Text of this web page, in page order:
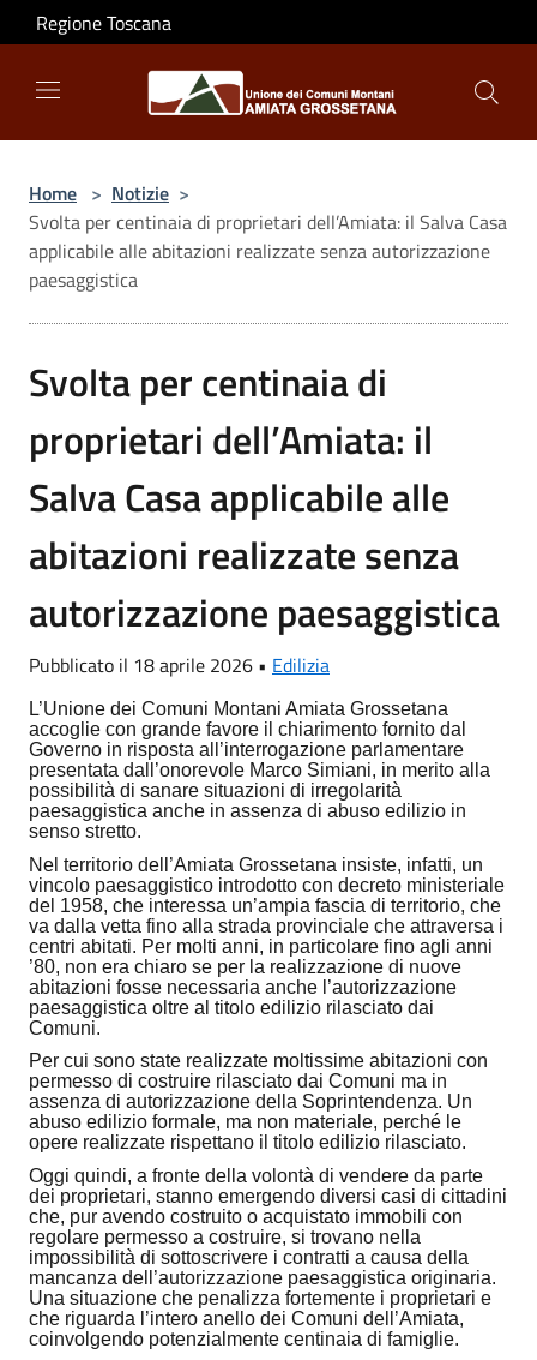
Salta al contenuto principale
Regione Toscana
Home > Notizie >
Svolta per centinaia di proprietari dell’Amiata: il Salva Casa
applicabile alle abitazioni realizzate senza autorizzazione
paesaggistica
Svolta per centinaia di
proprietari dell’Amiata: il
Salva Casa applicabile alle
abitazioni realizzate senza
autorizzazione paesaggistica
Pubblicato il 18 aprile 2026 • Edilizia
L’Unione dei Comuni Montani Amiata Grossetana
accoglie con grande favore il chiarimento fornito dal
Governo in risposta all’interrogazione parlamentare
presentata dall’onorevole Marco Simiani, in merito alla
possibilità di sanare situazioni di irregolarità
paesaggistica anche in assenza di abuso edilizio in
senso stretto.
Nel territorio dell’Amiata Grossetana insiste, infatti, un
vincolo paesaggistico introdotto con decreto ministeriale
del 1958, che interessa un’ampia fascia di territorio, che
va dalla vetta fino alla strada provinciale che attraversa i
centri abitati. Per molti anni, in particolare fino agli anni
’80, non era chiaro se per la realizzazione di nuove
abitazioni fosse necessaria anche l’autorizzazione
paesaggistica oltre al titolo edilizio rilasciato dai
Comuni.
Per cui sono state realizzate moltissime abitazioni con
permesso di costruire rilasciato dai Comuni ma in
assenza di autorizzazione della Soprintendenza. Un
abuso edilizio formale, ma non materiale, perché le
opere realizzate rispettano il titolo edilizio rilasciato.
Oggi quindi, a fronte della volontà di vendere da parte
dei proprietari, stanno emergendo diversi casi di cittadini
che, pur avendo costruito o acquistato immobili con
regolare permesso a costruire, si trovano nella
impossibilità di sottoscrivere i contratti a causa della
mancanza dell’autorizzazione paesaggistica originaria.
Una situazione che penalizza fortemente i proprietari e
che riguarda l’intero anello dei Comuni dell’Amiata,
coinvolgendo potenzialmente centinaia di famiglie.